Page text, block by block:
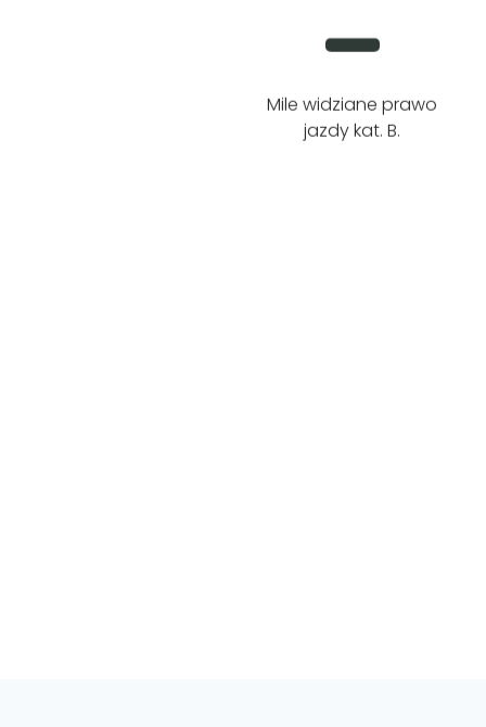
Mile widziane prawo
jazdy kat. B.